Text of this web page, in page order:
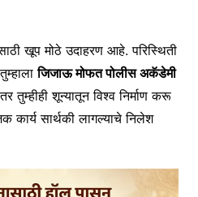
खूप मोठे उदाहरण आहे. परिस्थिती
जिजाऊ मोफत पोलीस अकॅडेमी
तुम्हीही शून्यातून विश्व निर्माण करू
कार्य सार्थकी लागल्याचे निलेश